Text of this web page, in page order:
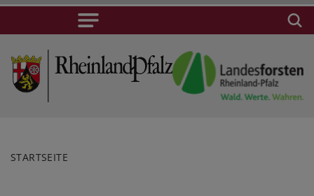
STARTSEITE